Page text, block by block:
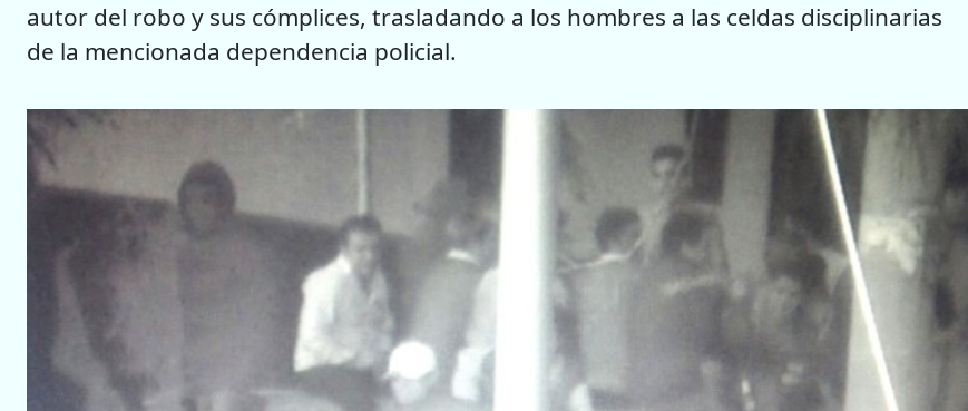
autor del robo y sus cómplices, trasladando a los hombres a las celdas disciplinarias
de la mencionada dependencia policial.